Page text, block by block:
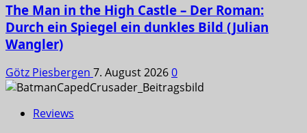
The Man in the High Castle – Der Roman:
Durch ein Spiegel ein dunkles Bild (Julian
Wangler)
Götz Piesbergen 7. August 20260
Reviews